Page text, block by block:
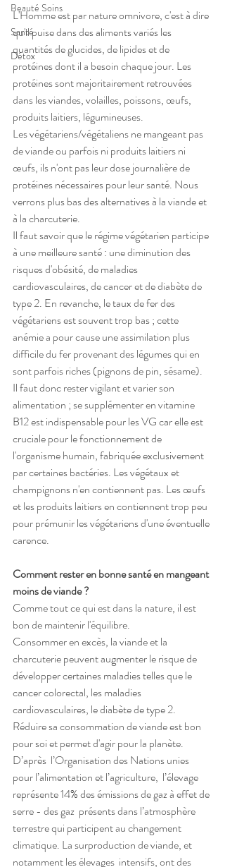
Beauté Soins
Santé
Détox
L'Homme est par nature omnivore, c'est à dire
qu'il puise dans des aliments variés les
quantités de glucides, de lipides et de
protéines dont il a besoin chaque jour. Les
protéines sont majoritairement retrouvées
dans les viandes, volailles, poissons, œufs,
produits laitiers, légumineuses.
Les végétariens/végétaliens ne mangeant pas
de viande ou parfois ni produits laitiers ni
œufs, ils n'ont pas leur dose journalière de
protéines nécessaires pour leur santé. Nous
verrons plus bas des alternatives à la viande et
à la charcuterie.
Il faut savoir que le régime végétarien participe
à une meilleure santé : une diminution des
risques d'obésité, de maladies
cardiovasculaires, de cancer et de diabète de
type 2. En revanche, le taux de fer des
végétariens est souvent trop bas ; cette
anémie a pour cause une assimilation plus
difficile du fer provenant des légumes qui en
sont parfois riches (pignons de pin, sésame).
Il faut donc rester vigilant et varier son
alimentation ; se supplémenter en vitamine
B12 est indispensable pour les VG car elle est
cruciale pour le fonctionnement de
l'organisme humain, fabriquée exclusivement
par certaines bactéries. Les végétaux et
champignons n'en contiennent pas. Les œufs
et les produits laitiers en contiennent trop peu
pour prémunir les végétariens d'une éventuelle
carence.
Comment rester en bonne santé en mangeant
moins de viande ?
Comme tout ce qui est dans la nature, il est
bon de maintenir l'équilibre.
Consommer en excès, la viande et la
charcuterie peuvent augmenter le risque de
développer certaines maladies telles que le
cancer colorectal, les maladies
cardiovasculaires, le diabète de type 2.
Réduire sa consommation de viande est bon
pour soi et permet d'agir pour la planète.
D’après  l’Organisation des Nations unies
pour l’alimentation et l’agriculture,  l’élevage
représente 14% des émissions de gaz à effet de
serre - des gaz  présents dans l’atmosphère
terrestre qui participent au changement
climatique. La surproduction de viande, et
notamment les élevages  intensifs, ont des